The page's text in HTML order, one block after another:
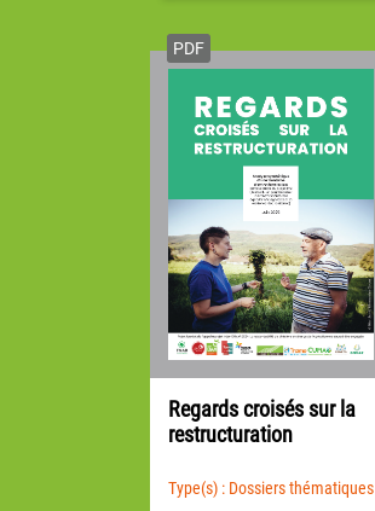
PDF
Regards croisés sur la
restructuration
Type(s) : Dossiers thématiques